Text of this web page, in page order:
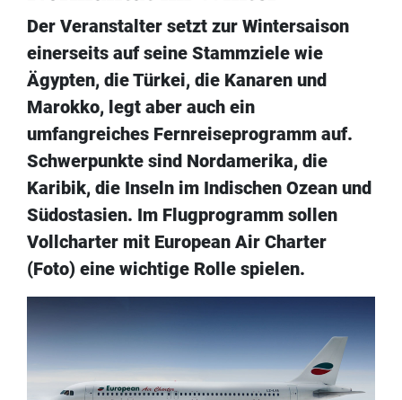
Der Veranstalter setzt zur Wintersaison
einerseits auf seine Stammziele wie
Ägypten, die Türkei, die Kanaren und
Marokko, legt aber auch ein
umfangreiches Fernreiseprogramm auf.
Schwerpunkte sind Nordamerika, die
Karibik, die Inseln im Indischen Ozean und
Südostasien. Im Flugprogramm sollen
Vollcharter mit European Air Charter
(Foto) eine wichtige Rolle spielen.